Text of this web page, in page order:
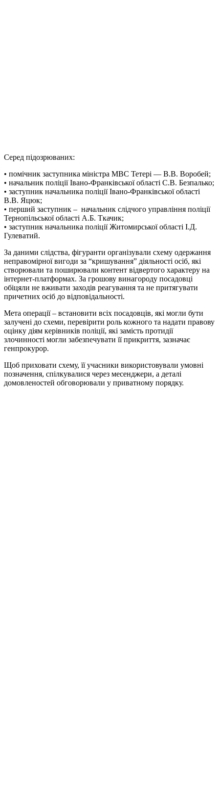
Серед підозрюваних:
• помічник заступника міністра МВС Тетері — В.В. Воробей;
• начальник поліції Івано-Франківської області С.В. Безпалько;
• заступник начальника поліції Івано-Франківської області
В.В. Яцюк;
• перший заступник – начальник слідчого управління поліції
Тернопільської області А.Б. Ткачик;
• заступник начальника поліції Житомирської області І.Д.
Гулеватий.
За даними слідства, фігуранти організували схему одержання
неправомірної вигоди за “кришування” діяльності осіб, які
створювали та поширювали контент відвертого характеру на
інтернет-платформах. За грошову винагороду посадовці
обіцяли не вживати заходів реагування та не притягувати
причетних осіб до відповідальності.
Мета операції – встановити всіх посадовців, які могли бути
залучені до схеми, перевірити роль кожного та надати правову
оцінку діям керівників поліції, які замість протидії
злочинності могли забезпечувати її прикриття, зазначає
генпрокурор.
Щоб приховати схему, її учасники використовували умовні
позначення, спілкувалися через месенджери, а деталі
домовленостей обговорювали у приватному порядку.